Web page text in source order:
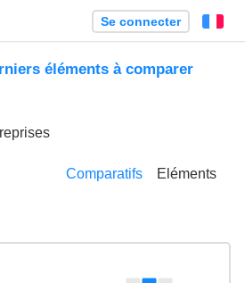
Se connecter
éléments à comparer
Comparatifs Eléments